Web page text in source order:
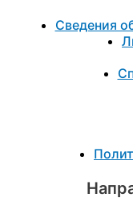
Сведения